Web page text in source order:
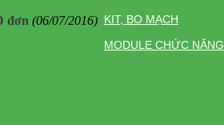
đơn (06/07/2016) KIT, BO MẠCH
MODULE CHỨC NĂNG